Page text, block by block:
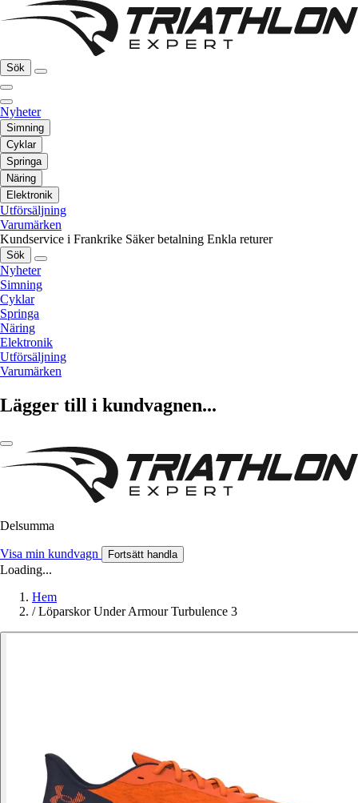
Sök
Nyheter
Simning
Cyklar
Springa
Näring
Elektronik
Utförsäljning
Varumärken
Kundservice i Frankrike Säker betalning Enkla returer
Sök
Nyheter
Simning
Cyklar
Springa
Näring
Elektronik
Utförsäljning
Varumärken
Lägger till i kundvagnen...
Delsumma
Visa min kundvagn Fortsätt handla
Loading...
Hem
/ Löparskor Under Armour Turbulence 3